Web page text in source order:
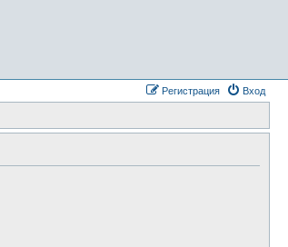
Вход
Регистрация